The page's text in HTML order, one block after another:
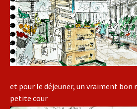
et pour le déjeuner, un vraiment bon
petite cour